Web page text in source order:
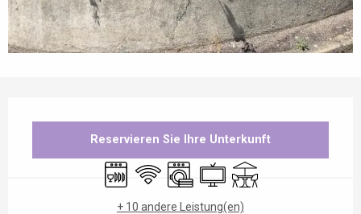
Reservieren Sie Ihre Unterkunft
Geschirrspülmaschine
Wi-Fi Waschmaschine
Fernsehen
Terrasse
+ 10 andere Leistung(en)